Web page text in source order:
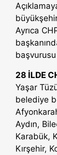
Ayrıca
28 İLDE
Yaşar
belediye
Aydın,
Karabük,
Kırşehir,